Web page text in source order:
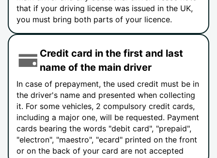
that if your driving license was issued in the UK,
you must bring both parts of your licence.
Credit card in the first and last
name of the main driver
In case of prepayment, the used credit must be in
the driver's name and presented when collecting
it. For some vehicles, 2 compulsory credit cards,
including a major one, will be requested. Payment
cards bearing the words "debit card", "prepaid",
"electron", "maestro", "ecard" printed on the front
or on the back of your card are not accepted